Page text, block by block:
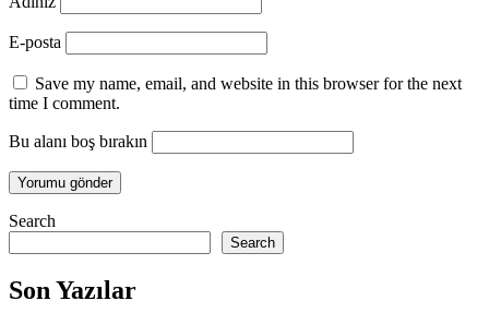
E-posta
Save my name, email, and website in this browser for the next
time I comment.
Bu alanı boş bırakın
Search
Search
Son Yazılar